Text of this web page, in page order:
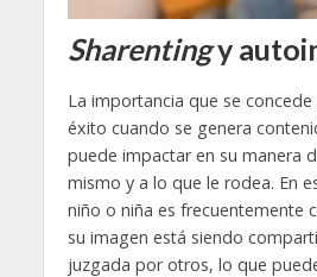
Sharentingy
La importancia que se
éxito cuando se genera
puede impactar en su manera
mismo y a lo que le rodea. En
niño o niña es frecuentemente
su imagen está siendo
juzgada por otros, lo que